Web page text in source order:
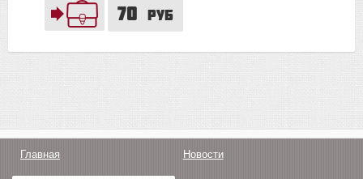
70 руб
Главная Новости